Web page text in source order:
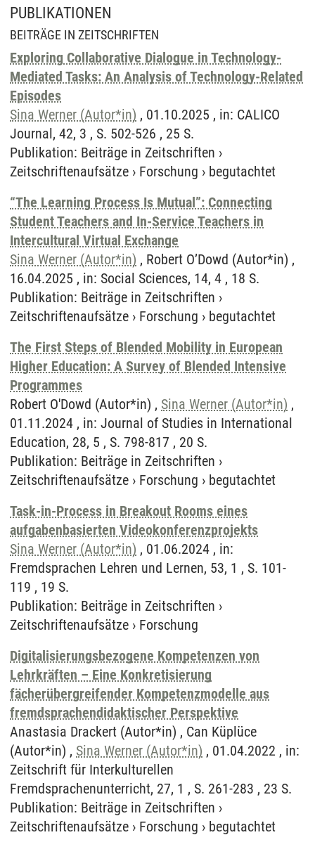
PUBLIKATIONEN
BEITRÄGE IN ZEITSCHRIFTEN
Exploring Collaborative Dialogue in Technology-
Mediated Tasks: An Analysis of Technology-Related
Episodes
Sina Werner (Autor*in) , 01.10.2025 , in: CALICO
Journal, 42, 3 , S. 502-526 , 25 S.
Publikation: Beiträge in Zeitschriften ›
Zeitschriftenaufsätze › Forschung › begutachtet
“The Learning Process Is Mutual”: Connecting
Student Teachers and In-Service Teachers in
Intercultural Virtual Exchange
Sina Werner (Autor*in) , Robert O’Dowd (Autor*in) ,
16.04.2025 , in: Social Sciences, 14, 4 , 18 S.
Publikation: Beiträge in Zeitschriften ›
Zeitschriftenaufsätze › Forschung › begutachtet
The First Steps of Blended Mobility in European
Higher Education: A Survey of Blended Intensive
Programmes
Robert O'Dowd (Autor*in) , Sina Werner (Autor*in) ,
01.11.2024 , in: Journal of Studies in International
Education, 28, 5 , S. 798-817 , 20 S.
Publikation: Beiträge in Zeitschriften ›
Zeitschriftenaufsätze › Forschung › begutachtet
Task-in-Process in Breakout Rooms eines
aufgabenbasierten Videokonferenzprojekts
Sina Werner (Autor*in) , 01.06.2024 , in:
Fremdsprachen Lehren und Lernen, 53, 1 , S. 101-
119 , 19 S.
Publikation: Beiträge in Zeitschriften ›
Zeitschriftenaufsätze › Forschung
Digitalisierungsbezogene Kompetenzen von
Lehrkräften – Eine Konkretisierung
fächerübergreifender Kompetenzmodelle aus
fremdsprachendidaktischer Perspektive
Anastasia Drackert (Autor*in) , Can Küplüce
(Autor*in) , Sina Werner (Autor*in) , 01.04.2022 , in:
Zeitschrift für Interkulturellen
Fremdsprachenunterricht, 27, 1 , S. 261-283 , 23 S.
Publikation: Beiträge in Zeitschriften ›
Zeitschriftenaufsätze › Forschung › begutachtet